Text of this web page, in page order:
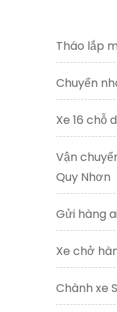
Tháo lắp
Chuyển
Xe 16 chỗ
Vận
Quy Nhơn
Gửi hàng
Xe chở
Chành xe